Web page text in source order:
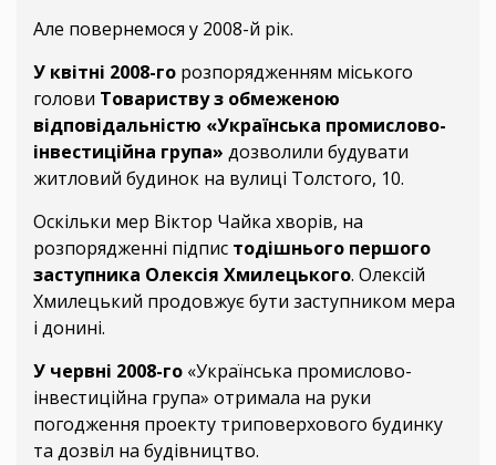
Але повернемося у 2008-й рік.
У квітні 2008-го розпорядженням міського
голови Товариству з обмеженою
відповідальністю «Українська промислово-
інвестиційна група» дозволили будувати
житловий будинок на вулиці Толстого, 10.
Оскільки мер Віктор Чайка хворів, на
розпорядженні підпис тодішнього першого
заступника Олексія Хмилецького. Олексій
Хмилецький продовжує бути заступником мера
і донині.
У червні 2008-го «Українська промислово-
інвестиційна група» отримала на руки
погодження проекту триповерхового будинку
та дозвіл на будівництво.